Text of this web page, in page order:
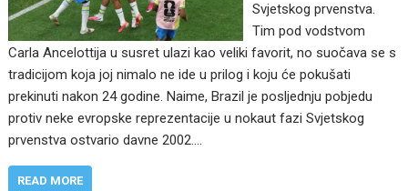
Svjetskog prvenstva.
Tim pod vodstvom
Carla Ancelottija u susret ulazi kao veliki favorit, no suočava se s
tradicijom koja joj nimalo ne ide u prilog i koju će pokušati
prekinuti nakon 24 godine. Naime, Brazil je posljednju pobjedu
protiv neke evropske reprezentacije u nokaut fazi Svjetskog
prvenstva ostvario davne 2002.…
READ MORE